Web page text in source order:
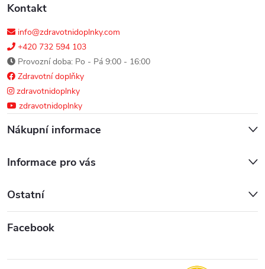
Kontakt
info@zdravotnidoplnky.com
+420 732 594 103
Provozní doba: Po - Pá 9:00 - 16:00
Zdravotní doplňky
zdravotnidoplnky
zdravotnidoplnky
Nákupní informace
Informace pro vás
Ostatní
Facebook